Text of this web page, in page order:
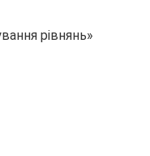
рівнянь»